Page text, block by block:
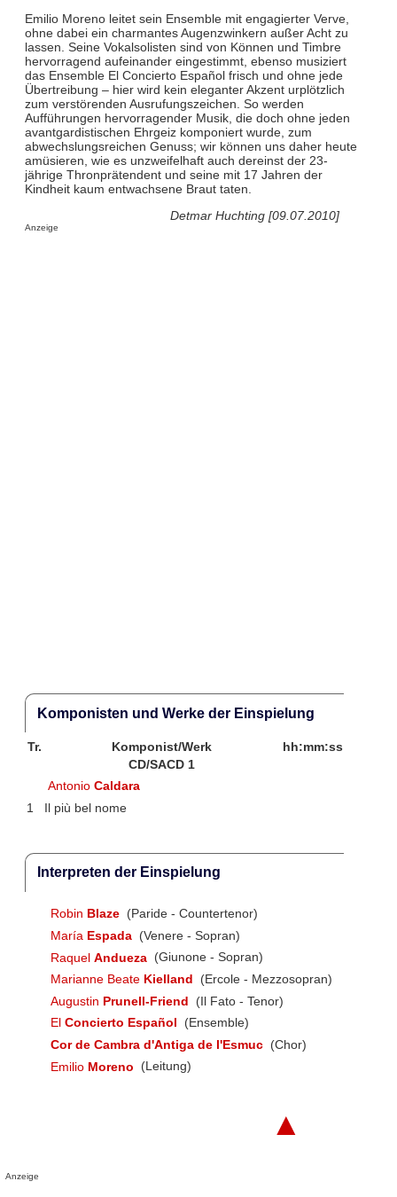
Emilio Moreno leitet sein Ensemble mit engagierter Verve,
ohne dabei ein charmantes Augenzwinkern außer Acht zu
lassen. Seine Vokalsolisten sind von Können und Timbre
hervorragend aufeinander eingestimmt, ebenso musiziert
das Ensemble El Concierto Español frisch und ohne jede
Übertreibung – hier wird kein eleganter Akzent urplötzlich
zum verstörenden Ausrufungszeichen. So werden
Aufführungen hervorragender Musik, die doch ohne jeden
avantgardistischen Ehrgeiz komponiert wurde, zum
abwechslungsreichen Genuss; wir können uns daher heute
amüsieren, wie es unzweifelhaft auch dereinst der 23-
jährige Thronprätendent und seine mit 17 Jahren der
Kindheit kaum entwachsene Braut taten.
Detmar Huchting [09.07.2010]
Anzeige
Komponisten und Werke der Einspielung
Tr. Komponist/Werk
hh:mm:ss
CD/SACD 1
AntonioCaldara
1
Il più bel nome
Interpreten der Einspielung
Robin Blaze (Paride - Countertenor)
María Espada (Venere - Sopran)
Raquel Andueza (Giunone - Sopran)
Marianne Beate Kielland
(Ercole - Mezzosopran)
Augustin Prunell-Friend
(Il Fato - Tenor)
El Concierto Español
(Ensemble)
Cor de Cambra d'Antiga de l'Esmuc (Chor)
Emilio Moreno (Leitung)
▲
Anzeige